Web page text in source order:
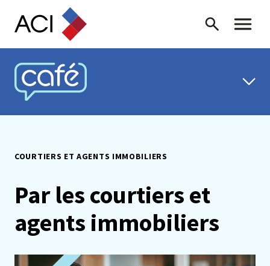
Skip to content
Recherche
Menu
CAFÉ ACI
COURTIERS ET AGENTS IMMOBILIERS
Par les courtiers et
agents immobiliers